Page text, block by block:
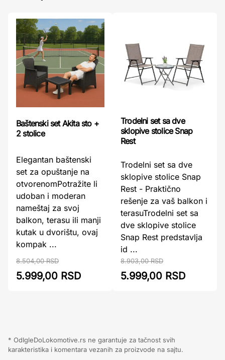
Baštenski set Akita sto +
2 stolice
Elegantan baštenski
set za opuštanje na
otvorenomPotražite li
udoban i moderan
nameštaj za svoj
balkon, terasu ili manji
kutak u dvorištu, ovaj
kompak ...
8.504,00 RSD
5.999,00 RSD
Trodelni set sa dve
sklopive stolice Snap
Rest
Trodelni set sa dve
sklopive stolice Snap
Rest - Praktično
rešenje za vaš balkon i
terasuTrodelni set sa
dve sklopive stolice
Snap Rest predstavlja
id ...
8.903,00 RSD
5.999,00 RSD
* OdIgleDoLokomotive.rs ne garantuje za tačnost svih
karakteristika i komentara vezanih za proizvode na sajtu.